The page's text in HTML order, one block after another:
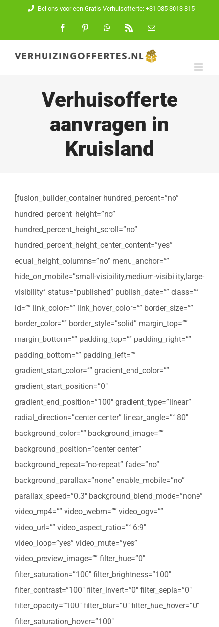
inhoud
Bel ons voor een Gratis Verhuisofferte: +31 085 3013 815
FacebookPinterest WhatsApp
E-
Verhuisofferte
aanvragen in
Kruisland
[fusion_builder_container hundred_percent=”no”
hundred_percent_height=”no”
hundred_percent_height_scroll=”no”
hundred_percent_height_center_content=”yes”
equal_height_columns=”no” menu_anchor=””
hide_on_mobile=”small-visibility,medium-visibility,large-
visibility” status=”published” publish_date=”” class=””
id=”” link_color=”” link_hover_color=”” border_size=””
border_color=”” border_style=”solid” margin_top=””
margin_bottom=”” padding_top=”” padding_right=””
padding_bottom=”” padding_left=””
gradient_start_color=”” gradient_end_color=””
gradient_start_position=”0″
gradient_end_position=”100″ gradient_type=”linear”
radial_direction=”center center” linear_angle=”180″
background_color=”” background_image=””
background_position=”center center”
background_repeat=”no-repeat” fade=”no”
background_parallax=”none” enable_mobile=”no”
parallax_speed=”0.3″ background_blend_mode=”none”
video_mp4=”” video_webm=”” video_ogv=””
video_url=”” video_aspect_ratio=”16:9″
video_loop=”yes” video_mute=”yes”
video_preview_image=”” filter_hue=”0″
filter_saturation=”100″ filter_brightness=”100″
filter_contrast=”100″ filter_invert=”0″ filter_sepia=”0″
filter_opacity=”100″ filter_blur=”0″ filter_hue_hover=”0″
filter_saturation_hover=”100″